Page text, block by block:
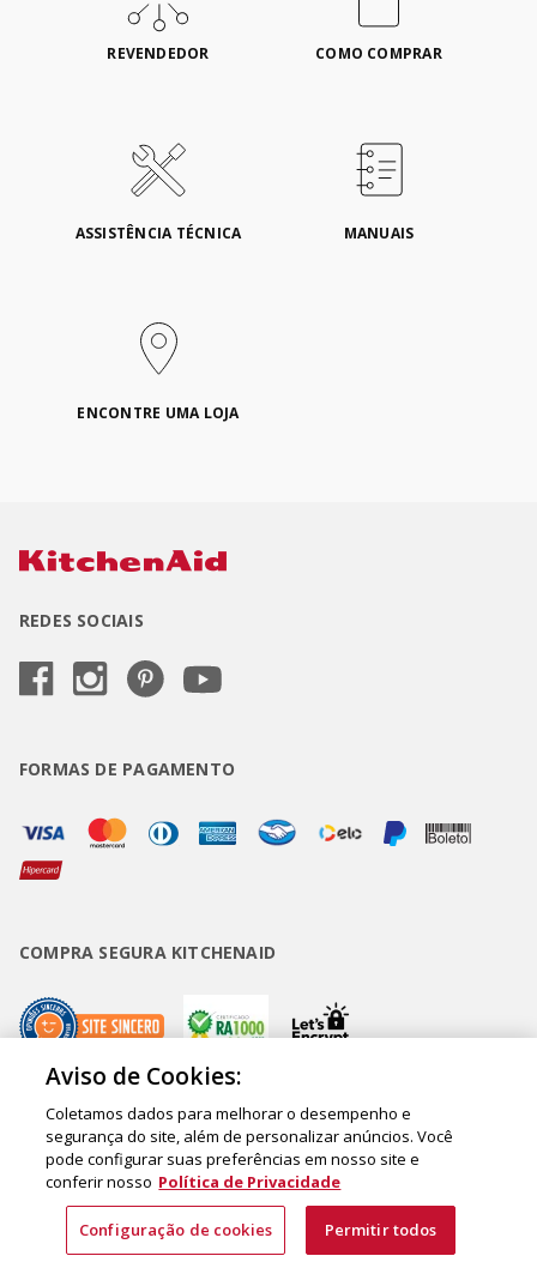
REVENDEDOR COMO COMPRAR
ASSISTÊNCIA TÉCNICA MANUAIS
ENCONTRE UMA LOJA
REDES SOCIAIS
FORMAS DE PAGAMENTO
COMPRA SEGURA KITCHENAID
Copyright • BUD Comércio de Eletrodomésticos Ltda. ® 2020 - CNPJ
62.058.318/0007-76. - Inscrição Municipal/Estadual 148.044.198.118 Sede:
Rua Olympia Semeraro, 675 - Jardim Santa Emília - CEP 04183-090 - São
Paulo - SP - Brasil
Aviso de Cookies:
Coletamos dados para melhorar o desempenho e
segurança do site, além de personalizar anúncios. Você
pode configurar suas preferências em nosso site e
conferir nosso Política de Privacidade
Configuração de cookies Permitir todos